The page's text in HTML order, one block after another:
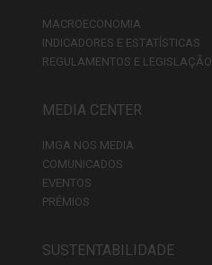
MACROECONOMIA
INDICADORES E ESTATÍSTICAS
REGULAMENTOS E LEGISLAÇÃO
MEDIA CENTER
IMGA NOS MEDIA
COMUNICADOS
EVENTOS
PRÉMIOS
SUSTENTABILIDADE